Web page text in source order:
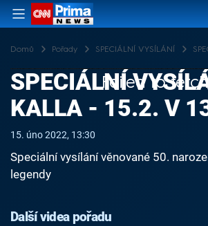
Domů Pořady SPECIÁLNÍ VYSÍLÁNÍ
Failed to fetch
SPECIÁLNÍ
KALLA - 15.2. V
15. úno 2022, 13:30
Speciální vysílání věnované 50.
legendy
Další videa pořadu